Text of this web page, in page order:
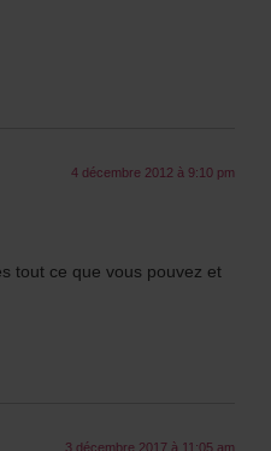
4 décembre 2012 à 9:10 pm
tout ce que vous pouvez et
3 décembre 2017 à 11:05 am